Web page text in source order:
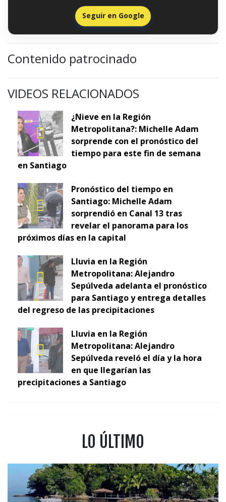
Seguir en Google
Contenido patrocinado
VIDEOS RELACIONADOS
¿Nieve en la Región
Metropolitana?: Michelle Adam
sorprende con el pronóstico del
tiempo para este fin de semana
en Santiago
Pronóstico del tiempo en
Santiago: Michelle Adam
sorprendió en Canal 13 tras
revelar el panorama para los
próximos días en la capital
Lluvia en la Región
Metropolitana: Alejandro
Sepúlveda adelanta el pronóstico
para Santiago y entrega detalles
del regreso de las precipitaciones
Lluvia en la Región
Metropolitana: Alejandro
Sepúlveda reveló el día y la hora
en que llegarían las
precipitaciones a Santiago
LO ÚLTIMO